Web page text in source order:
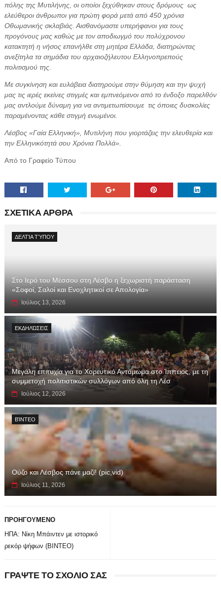
πόλης της Μυτιλήνης, οι οποίοι ξεχύθηκαν στους δρόμους ως
ελεύθεροι άνθρωποι για πρώτη φορά μετά από 450 χρόνια
Οθωμανικής σκλαβιάς. Αισθανόμαστε υπερήφανοι για τους
προγόνους μας καθώς με τον αποδιωγμό του πολύχρονου
κατακτητή η νήσος επανήλθε στη μητέρα Ελλάδα, διατηρώντας
ανεξίτηλα τα σημάδια του αρχαιοζήλευτου Ελληνοπρεπούς
πολιτισμού της.
Με συγκίνηση και ευλάβεια διατηρούμε στην θύμηση και την ψυχή
μας τις ιερές εκείνες στιγμές και εμπνεόμενοι από το ένδοξο παρελθόν
μας αντλούμε δύναμη για να αντιμετωπίσουμε τις όποιες δυσκολίες
παραμένοντας κάθε στιγμή ενωμένοι.
Λέσβος «Γαία Ελληνική», Μυτιλήνη που γιορτάζεις την ελευθερία και
την Ελληνικότητά σου Χρόνια Πολλά».
Από το Γραφείο Τύπου
ΣΧΕΤΙΚΑ ΑΡΘΡΑ
ΔΕΛΤΊΑ ΤΎΠΟΥ
Στο Ιερό του Μέσσου στη Λέσβο η ξεχωριστή παράσταση
«Σοφοί, Σαλοί και Ενοχλητικοί σε Απολογία»
Ιούλιος 13, 2026
ΕΚΔΗΛΏΣΕΙΣ
Μεγάλη επιτυχία για το Χορευτικό Αντάμωμα στο Ίππειος, με τη
συμμετοχή πολιτιστικών συλλόγων από όλη τη Λέσ
Ιούλιος 12, 2026
ΒΊΝΤΕΟ
Ούζο και Λέσβος πάνε μαζί! (pic,vid)
Ιούλιος 11, 2026
ΠΡΟΗΓΟΥΜΕΝΟ
ΗΠΑ: Νίκη Μπάιντεν με ιστορικό
ρεκόρ ψήφων (ΒΙΝΤΕΟ)
ΓΡΑΨΤΕ ΤΟ ΣΧΟΛΙΟ ΣΑΣ